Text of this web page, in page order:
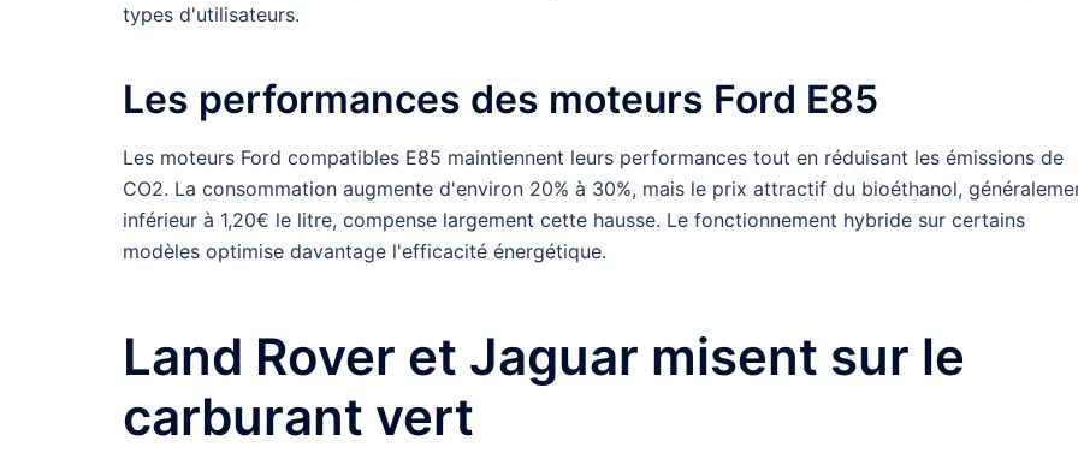
types d'utilisateurs.
Les performances des moteurs Ford E85
Les moteurs Ford compatibles E85 maintiennent leurs performances tout en réduisant les émissions de
CO2. La consommation augmente d'environ 20% à 30%, mais le prix attractif du bioéthanol,
inférieur à 1,20€ le litre, compense largement cette hausse. Le fonctionnement hybride sur certains
modèles optimise davantage l'efficacité énergétique.
Land Rover et Jaguar misent sur le
carburant vert